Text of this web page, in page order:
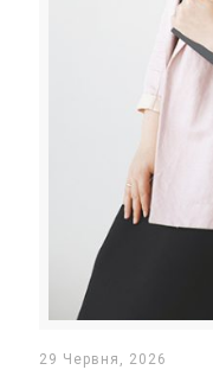
29 Червня, 2026